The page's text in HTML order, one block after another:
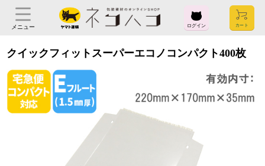
メニュー ログイン
ログイン お気に入り 購入履歴
お問い合わせ
クイックフィットスーパーエコノコンパクト400枚